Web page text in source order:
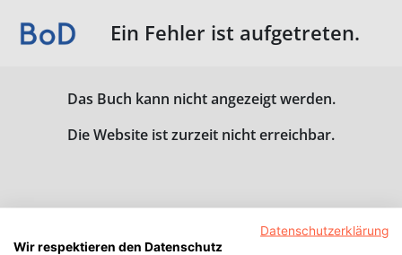
Ein Fehler ist aufgetreten.
Das Buch kann nicht angezeigt werden.
Die Website ist zurzeit nicht erreichbar.
Datenschutzerklärung
Wir respektieren den Datenschutz